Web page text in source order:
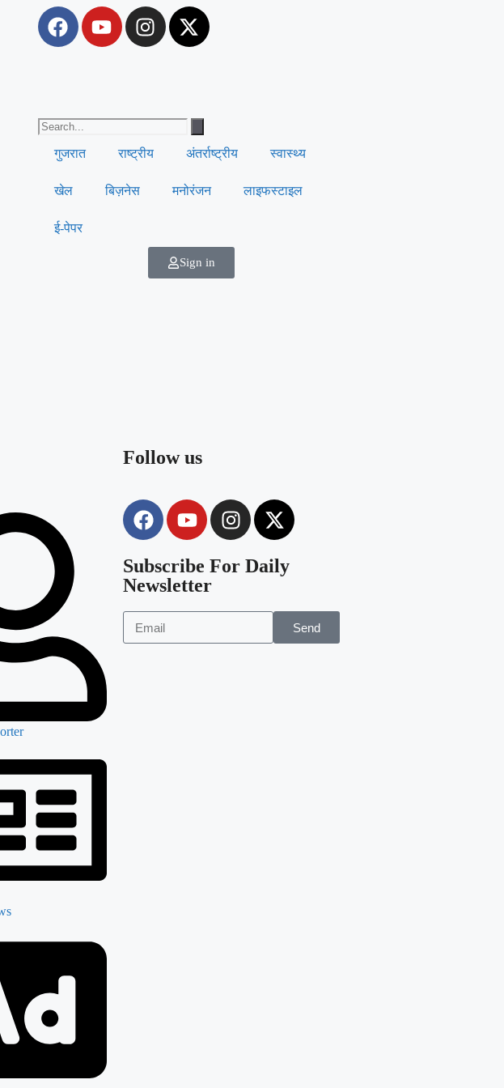
गुजरात राष्ट्रीय अंतर्राष्ट्रीय स्वास्थ्य
खेल बिज़नेस मनोरंजन लाइफस्टाइल
ई-पेपर
Sign in
Follow us
Subscribe For Daily
Newsletter
Send